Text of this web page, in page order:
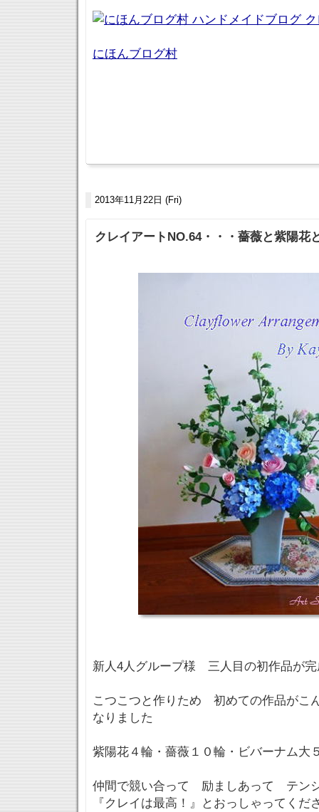
にほんブログ村
2013年11月22日 (Fri)
クレイアートNO.64・・・薔薇と紫陽花
新人4人グループ様 三人目の初作品が完
こつこつと作りため 初めての作品がこ
なりました
紫陽花４輪・薔薇１０輪・ビバーナム大
仲間で競い合って 励ましあって テン
『クレイは最高！』とおっしゃってくだ